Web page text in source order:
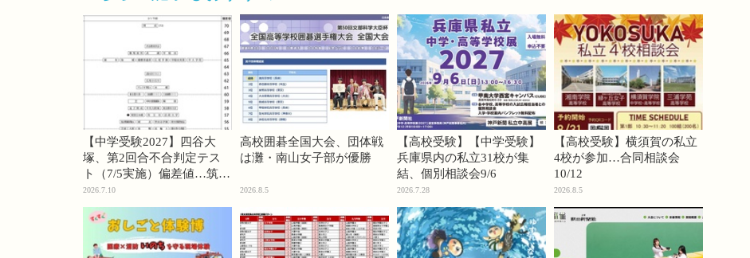
【中学受験2027】四谷大
塚、第2回合不合判定テス
ト（7/5実施）偏差値…筑駒
74・桜蔭70＜PR＞
2026.7.10
高校囲碁全国大会、団体戦
は灘・南山女子部が優勝
2026.8.5
【高校受験】【中学受験】
兵庫県内の私立31校が集
結、個別相談会9/6
2026.7.28
【高校受験】横須賀の私立
4校が参加…合同相談会
10/12
2026.8.5